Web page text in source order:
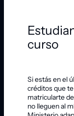
curso
Si estás en el
créditos que
matricularte
no lleguen al